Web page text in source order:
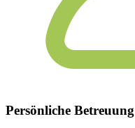
Persönliche Betreuung